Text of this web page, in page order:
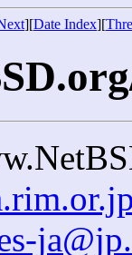
][Date Index][